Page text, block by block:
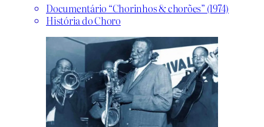
Documentário “Chorinhos & chorões” (1974)
História do Choro